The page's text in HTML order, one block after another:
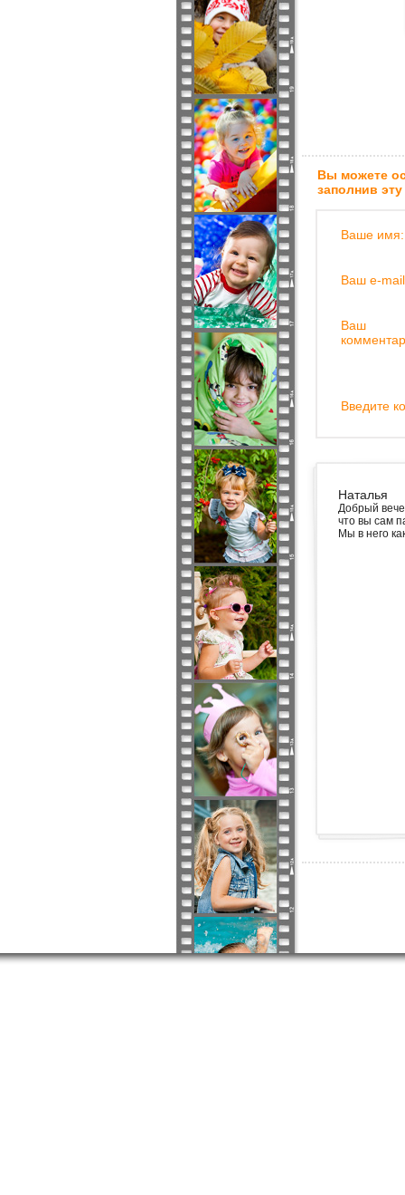
Вы можете
заполнив
Ваше имя:
Ваш e-
Ваш
Введите
Наталья
Добрый
что вы сам
Мы в него